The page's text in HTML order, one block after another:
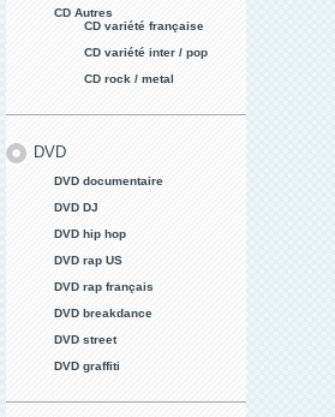
CD Autres
CD variété française
CD variété inter / pop
CD rock / metal
DVD
DVD documentaire
DVD DJ
DVD hip hop
DVD rap US
DVD rap français
DVD breakdance
DVD street
DVD graffiti